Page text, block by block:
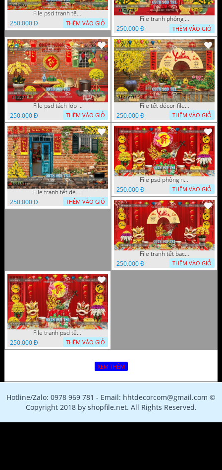
File psd tranh tết năm mới phông nền chụp hình tết décor 1126VTT
250.000 Đ
THÊM VÀO GIỎ
File tranh phông chụp hình tết file background tranh tết 1125VTT
250.000 Đ
THÊM VÀO GIỎ
File psd tách lớp tranh tết phông nền background trang trí 1123VTT
250.000 Đ
THÊM VÀO GIỎ
File tết décor file tranh background chụp hình tết 1122VTT
250.000 Đ
THÊM VÀO GIỎ
File tranh tết décor trang trí quán cà phê 1121VTT
250.000 Đ
THÊM VÀO GIỎ
File psd phông nền trang trí tết background chụp hình tết 1120VTT
250.000 Đ
THÊM VÀO GIỎ
File tranh tết background phông chụp hình tết tất niên 1119VTT
250.000 Đ
THÊM VÀO GIỎ
File tranh psd tết phông nền background tết 1116VTT
250.000 Đ
THÊM VÀO GIỎ
XEM THÊM
Hotline/Zalo: 0978 969 781 - Email: hhtdecorcom@gmail.com ©
Copyright 2018 by shopfile.net. All Rights Reserved.